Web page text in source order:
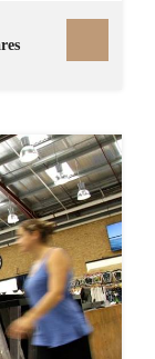
Nive, se tient
quais très
Ouest vers
sont
la tour
Vieux qui
être visité.
autrefois la
à une
ou
de
dans les